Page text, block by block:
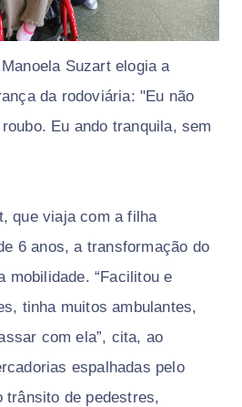
Suzart elogia a
da rodoviária: "Eu não
Eu ando tranquila, sem
que viaja com a filha
6 anos, a transformação do
mobilidade. “Facilitou e
tinha muitos ambulantes,
com ela”, cita, ao
espalhadas pelo
trânsito de pedestres,